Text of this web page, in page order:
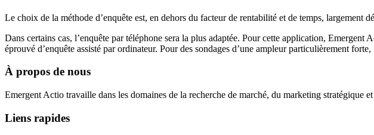
Le choix de la méthode d’enquête est, en dehors du facteur de rentabilité et de temps, largement
Dans certains cas, l’enquête par téléphone sera la plus adaptée. Pour cette application,
éprouvé d’enquête assisté par ordinateur. Pour des sondages d’une ampleur particulièrement
À propos de nous
Emergent Actio travaille dans les domaines de la recherche de marché, du marketing stratégique
Liens rapides